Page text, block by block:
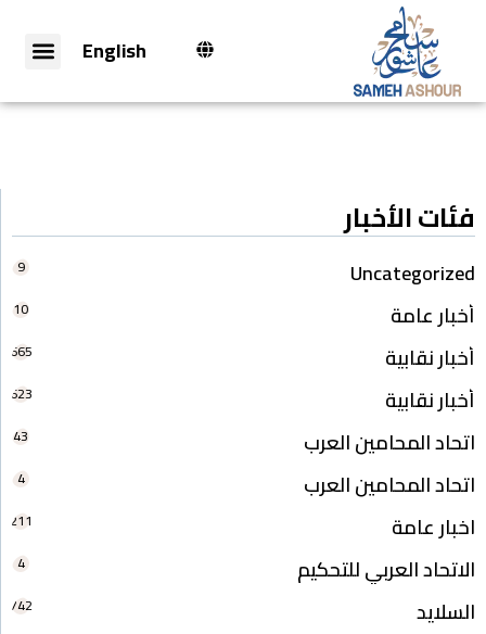
English
فئات الأخبار
Uncategorized
9
أخبار عامة 10
أخبار نقابية 665
أخبار نقابية 623
اتحاد المحامين العرب 43
اتحاد المحامين العرب 4
اخبار عامة 211
الاتحاد العربي للتحكيم 4
السلايد 742